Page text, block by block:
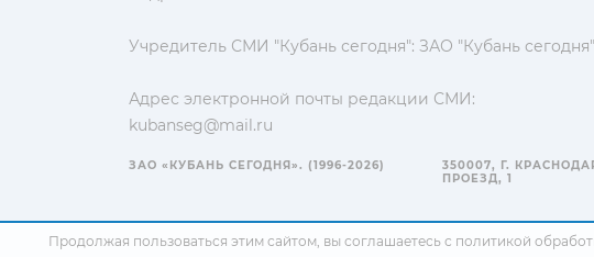
Учредитель СМИ "Кубань сегодня": ЗАО "Кубань сегодня"
Адрес электронной почты редакции СМИ:
kubanseg@mail.ru
ЗАО «КУБАНЬ СЕГОДНЯ». (1996-2026)
350007, Г.
ПРОЕЗД, 1
Продолжая пользоваться этим сайтом, вы соглашаетесь с политикой